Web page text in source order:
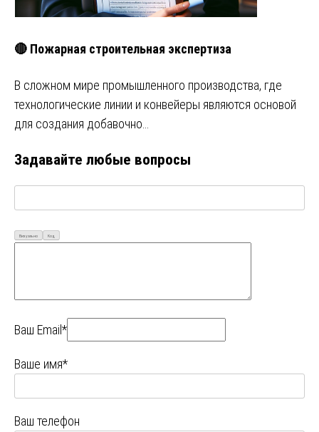
🔴 Пожарная строительная экспертиза
В сложном мире промышленного производства, где
технологические линии и конвейеры являются основой
для создания добавочно…
Задавайте любые вопросы
Визуально Код
Ваш Email*
Ваше имя*
Ваш телефон